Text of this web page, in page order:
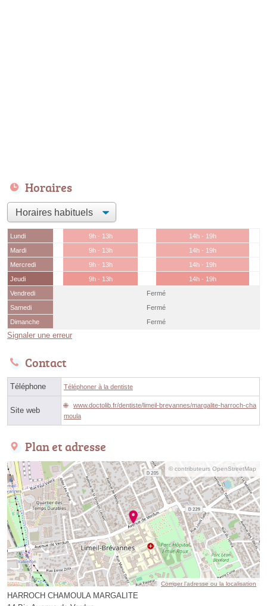
Horaires
Lundi 9h - 13h
14h - 19h
Mardi
9h - 13h
14h - 19h
Mercredi
9h - 13h
14h - 19h
Jeudi
9h - 13h
14h - 19h
Vendredi
Fermé
Samedi
Fermé
Dimanche
Fermé
Signaler une erreur
Contact
Téléphone Téléphoner à la dentiste
Site web
www.doctolib.fr/dentiste/limeil-brevannes/margalite-harroch-cha
moula
Plan et adresse
© contributeurs OpenStreetMap
Corriger l’adresse ou la localisation
HARROCH CHAMOULA MARGALITE